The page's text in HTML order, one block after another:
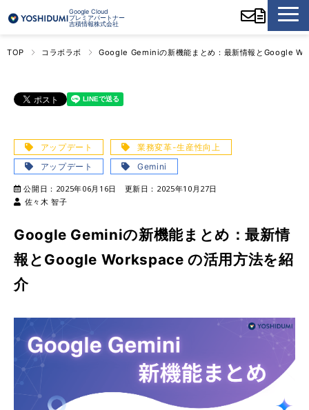
Google Cloud
プレミアパートナー
吉積情報株式会社
TOP コラボラボ Google Geminiの新機能まとめ：最新情報とGoogle
アップデート
業務変革-生産性向上
アップデート
Gemini
公開日： 2025年06月16日 更新日： 2025年10月27日
佐々木 智子
Google Geminiの新機能まとめ：最新情
報とGoogle Workspace の活用方法を紹
介